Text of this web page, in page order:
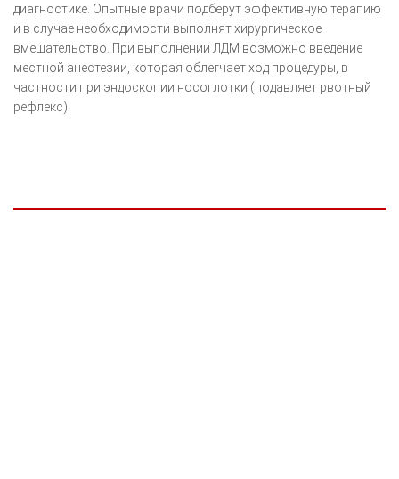
диагностике. Опытные врачи подберут эффективную терапию
и в случае необходимости выполнят хирургическое
вмешательство. При выполнении ЛДМ возможно введение
местной анестезии, которая облегчает ход процедуры, в
частности при эндоскопии носоглотки (подавляет рвотный
рефлекс).